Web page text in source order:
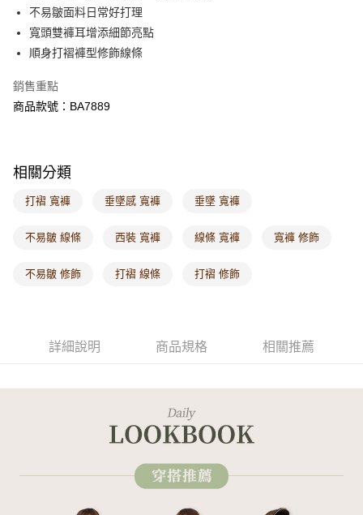
每筆NT$60，滿NT$1,000(含以上)免運費
7-11取貨付款
每筆NT$60，滿NT$1,000(含以上)免運費
付款後7-11取貨
每筆NT$60，滿NT$1,000(含以上)免運費
每筆NT$120，滿NT$1,000(含以上)免運費
付款後門市自取
海外配送-港/澳/新/馬/泰國專屬 查看運費
海外配送-其他亞洲地區
不易皺面料日常好打理
寬頭雙褲耳增添細節亮點
順身打褶褲型修飾線條
銷售重點
商品款號：BA7889
相關分類
打褶 寬褲 垂墜感 寬褲 垂墜 寬褲
不易皺 線條 西裝 寬褲 線條 寬褲 寬褲 修飾
不易皺 修飾 打褶 線條 打褶 修飾
詳細說明 商品規格 相關推薦